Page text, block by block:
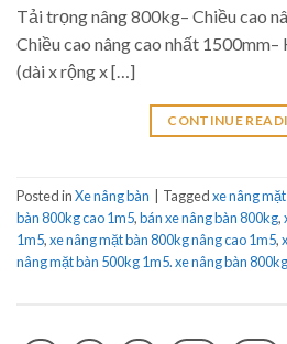
Tải trọng nâng 800kg– Chiều cao
Chiều cao nâng cao nhất
(dài x rộng x […]
CONTINUE
Posted inXe nâng bàn Taggedxe nâng
bàn 800kg cao 1m5,bán xe nâng bàn 800kg,
1m5,xe nâng mặt bàn 800kg nâng cao 1m5,
nâng mặt bàn 500kg 1m5. xe nâng bàn 800kg